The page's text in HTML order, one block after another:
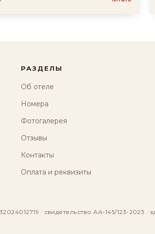
РАЗДЕЛЫ
Об отеле
Номера
Фотогалерея
Отзывы
Контакты
Оплата и реквизиты
· свидетельство АА-145/123-2023 ·